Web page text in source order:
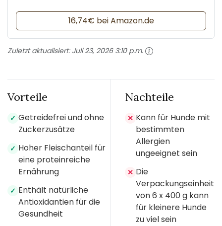
16,74€ bei Amazon.de
Zuletzt aktualisiert: Juli 23, 2026 3:10 p.m.
Vorteile
✓ Getreidefrei und ohne
Zuckerzusätze
✓ Hoher Fleischanteil für
eine proteinreiche
Ernährung
✓ Enthält natürliche
Antioxidantien für die
Gesundheit
Nachteile
✕ Kann für Hunde mit
bestimmten
Allergien
ungeeignet sein
✕ Die
Verpackungseinheit
von 6 x 400 g kann
für kleinere Hunde
zu viel sein